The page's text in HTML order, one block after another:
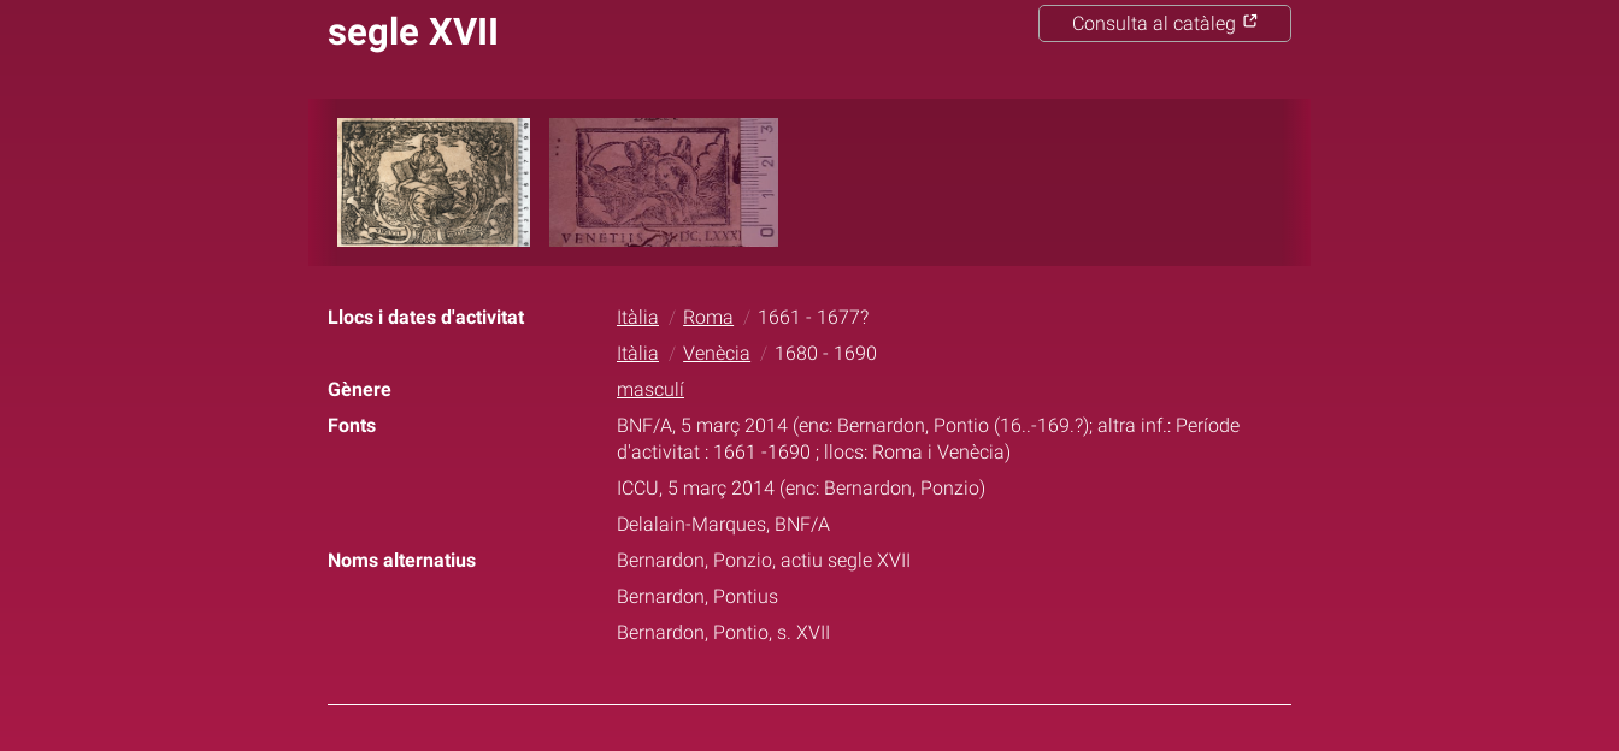
segle XVII
Consulta al catàleg
Llocs i dates d'activitat Itàlia Roma
1661 - 1677?
Itàlia
Venècia
1680 - 1690
Gènere
masculí
Fonts
BNF/A, 5 març 2014 (enc: Bernardon, Pontio (16..-169.?); altra inf.: Període
d'activitat : 1661 -1690 ; llocs: Roma i Venècia)
ICCU, 5 març 2014 (enc: Bernardon, Ponzio)
Delalain-Marques, BNF/A
Noms alternatius
Bernardon, Ponzio, actiu segle XVII
Bernardon, Pontius
Bernardon, Pontio, s. XVII